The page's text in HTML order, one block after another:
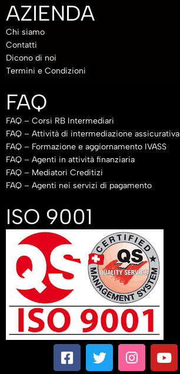
AZIENDA
Chi siamo
Contatti
Dicono di noi
Termini e Condizioni
FAQ
FAQ – Corsi RB Intermediari
FAQ – Attività di intermediazione assicurativa
FAQ – Formazione e aggiornamento IVASS
FAQ – Agenti in attività finanziaria
FAQ – Mediatori Creditizi
FAQ – Agenti nei servizi di pagamento
ISO 9001